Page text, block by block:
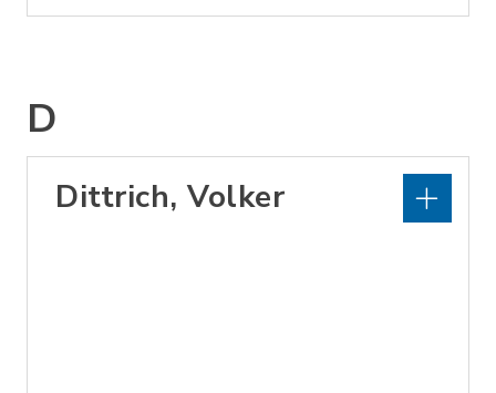
D
Dittrich, Volker